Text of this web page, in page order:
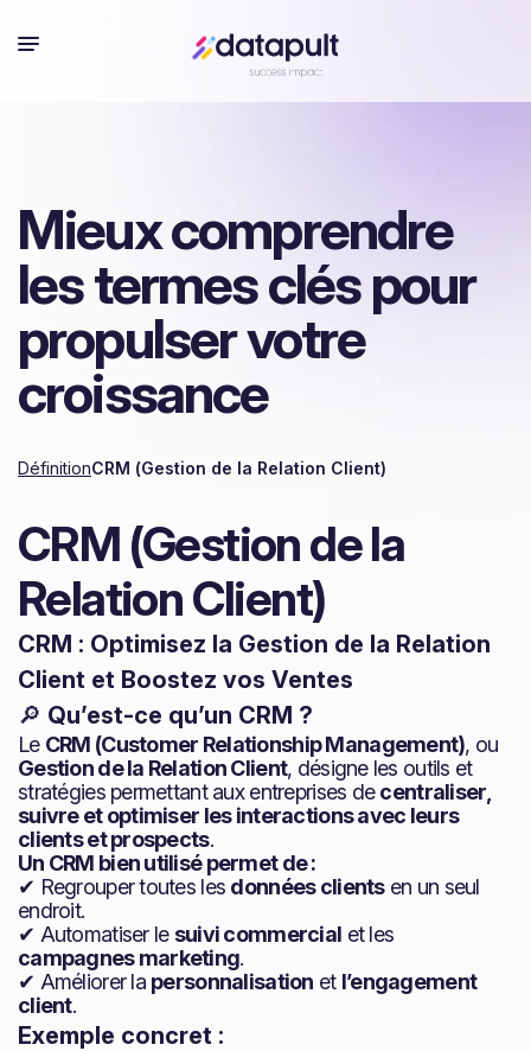
Mieux comprendre
les termes clés pour
propulser votre
croissance
DéfinitionCRM (Gestion de la Relation Client)
CRM (Gestion de la
Relation Client)
CRM : Optimisez la Gestion de la Relation
Client et Boostez vos Ventes
🔎 Qu’est-ce qu’un CRM ?
Le CRM (Customer Relationship Management), ou
Gestion de la Relation Client, désigne les outils et
stratégies permettant aux entreprises decentraliser,
suivre et optimiser les interactions avec leurs
clients et prospects.
Un CRM bien utilisé permet de :
✔ Regrouper toutes les données clientsen un seul
endroit.
✔ Automatiser le suivi commercial et les
campagnes marketing.
✔ Améliorer la personnalisation et l’engagement
client.
Exemple concret :